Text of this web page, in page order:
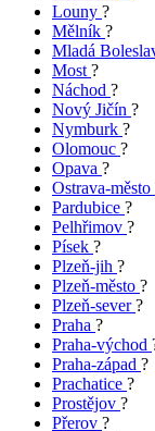
Louny ?
Mělník ?
Mladá
Most?
Náchod ?
Nový Jičín ?
Nymburk ?
Olomouc ?
Opava ?
Ostrava-město
Pardubice ?
Pelhřimov ?
Písek ?
Plzeň-jih ?
Plzeň-město ?
Plzeň-sever?
Praha ?
Praha-východ
Praha-západ ?
Prachatice ?
Prostějov ?
Přerov ?